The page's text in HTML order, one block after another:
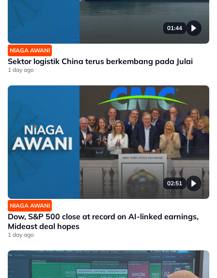
01:44
NIAGA AWANI
Sektor logistik China terus berkembang pada Julai
1 day ago
02:51
NIAGA AWANI
Dow, S&P 500 close at record on AI-linked earnings,
Mideast deal hopes
1 day ago